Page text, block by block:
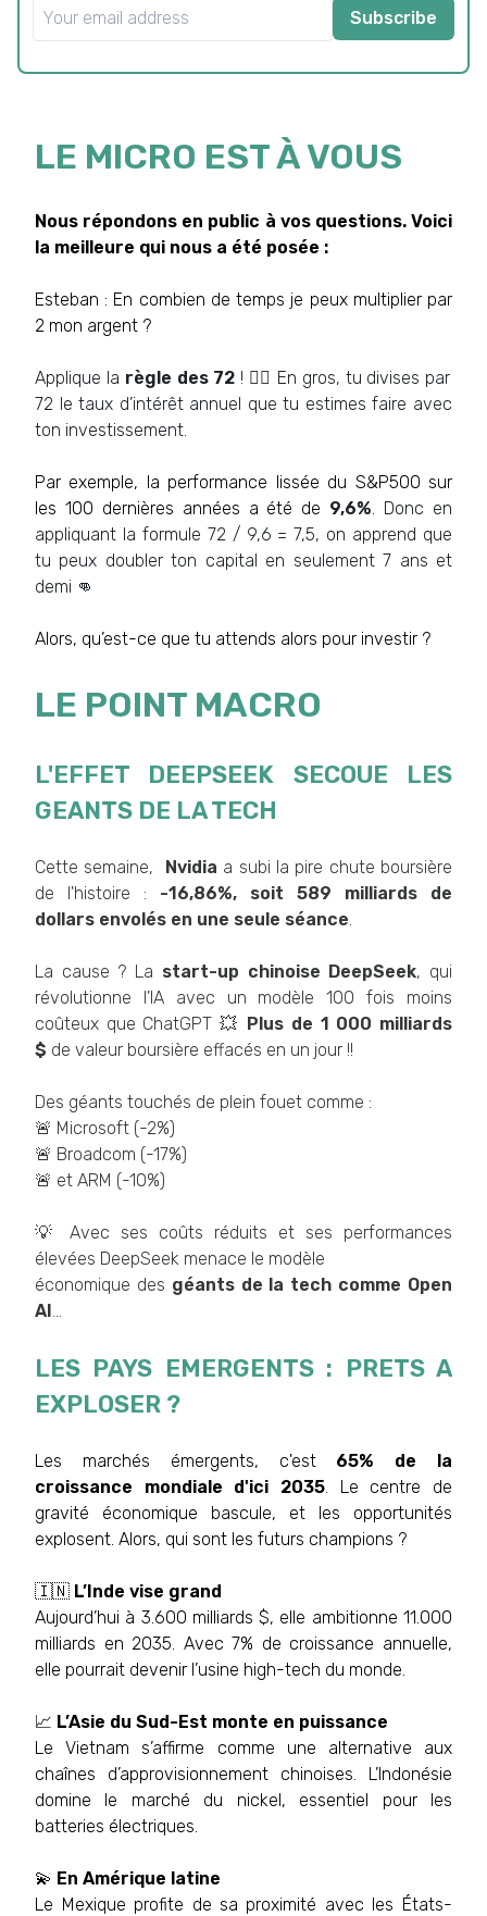
Subscribe
LE MICRO EST À VOUS
Nous répondons en public à vos questions. Voici
la meilleure qui nous a été posée :
Esteban : En combien de temps je peux multiplier par
2 mon argent ?
Applique la règle des 72 ! 💁‍♂️ En gros, tu divises par
72 le taux d’intérêt annuel que tu estimes faire avec
ton investissement.
Par exemple, la performance lissée du S&P500 sur
les 100 dernières années a été de 9,6%. Donc en
appliquant la formule 72 / 9,6 = 7,5, on apprend que
tu peux doubler ton capital en seulement 7 ans et
demi 👊
Alors, qu’est-ce que tu attends alors pour investir ?
LE POINT MACRO
L'EFFET DEEPSEEK SECOUE LES
GEANTS DE LA TECH
Cette semaine, Nvidia a subi la pire chute boursière
de l'histoire : -16,86%, soit 589 milliards de
dollars envolés en une seule séance.
La cause ? La start-up chinoise DeepSeek, qui
révolutionne l'IA avec un modèle 100 fois moins
coûteux que ChatGPT 💥 Plus de 1 000 milliards
$ de valeur boursière effacés en un jour !!
Des géants touchés de plein fouet comme :
🚨 Microsoft (-2%)
🚨 Broadcom (-17%)
🚨 et ARM (-10%)
💡 Avec ses coûts réduits et ses performances
élevées DeepSeek menace le modèle
économique des géants de la tech comme Open
AI...
LES PAYS EMERGENTS : PRETS A
EXPLOSER ?
Les marchés émergents, c'est 65% de la
croissance mondiale d'ici 2035. Le centre de
gravité économique bascule, et les opportunités
explosent. Alors, qui sont les futurs champions ?
🇮🇳 L’Inde vise grand
Aujourd’hui à 3.600 milliards $, elle ambitionne 11.000
milliards en 2035. Avec 7% de croissance annuelle,
elle pourrait devenir l’usine high-tech du monde.
📈 L’Asie du Sud-Est monte en puissance
Le Vietnam s’affirme comme une alternative aux
chaînes d’approvisionnement chinoises. L’Indonésie
domine le marché du nickel, essentiel pour les
batteries électriques.
💫 En Amérique latine
Le Mexique profite de sa proximité avec les États-